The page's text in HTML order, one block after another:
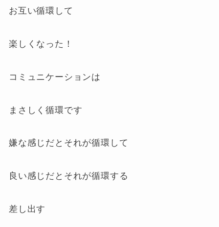
お互い循環して
楽しくなった！
コミュニケーションは
まさしく循環です
嫌な感じだとそれが循環して
良い感じだとそれが循環する
差し出す